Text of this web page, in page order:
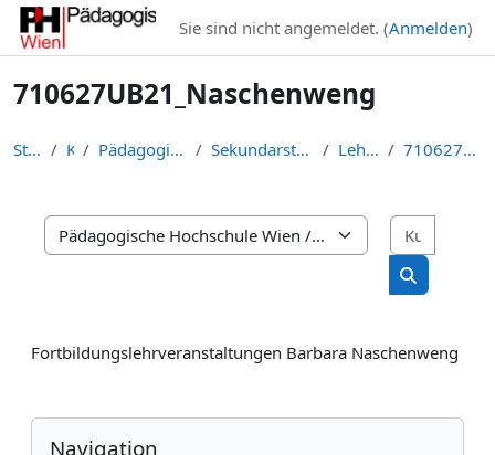
Zum Hauptinhalt
Sie sind nicht angemeldet. (Anmelden)
710627UB21_Naschenweng
Startseite Kurse Pädagogische Hochschule Wien Sekundarstufe Berufsbildung (I:SBB) Lehrgänge (IBB) 710627UB21_Naschenweng
Kursbereiche
Kurse
Fortbildungslehrveranstaltungen Barbara Naschenweng
Blöcke
Navigation überspringen
Navigation